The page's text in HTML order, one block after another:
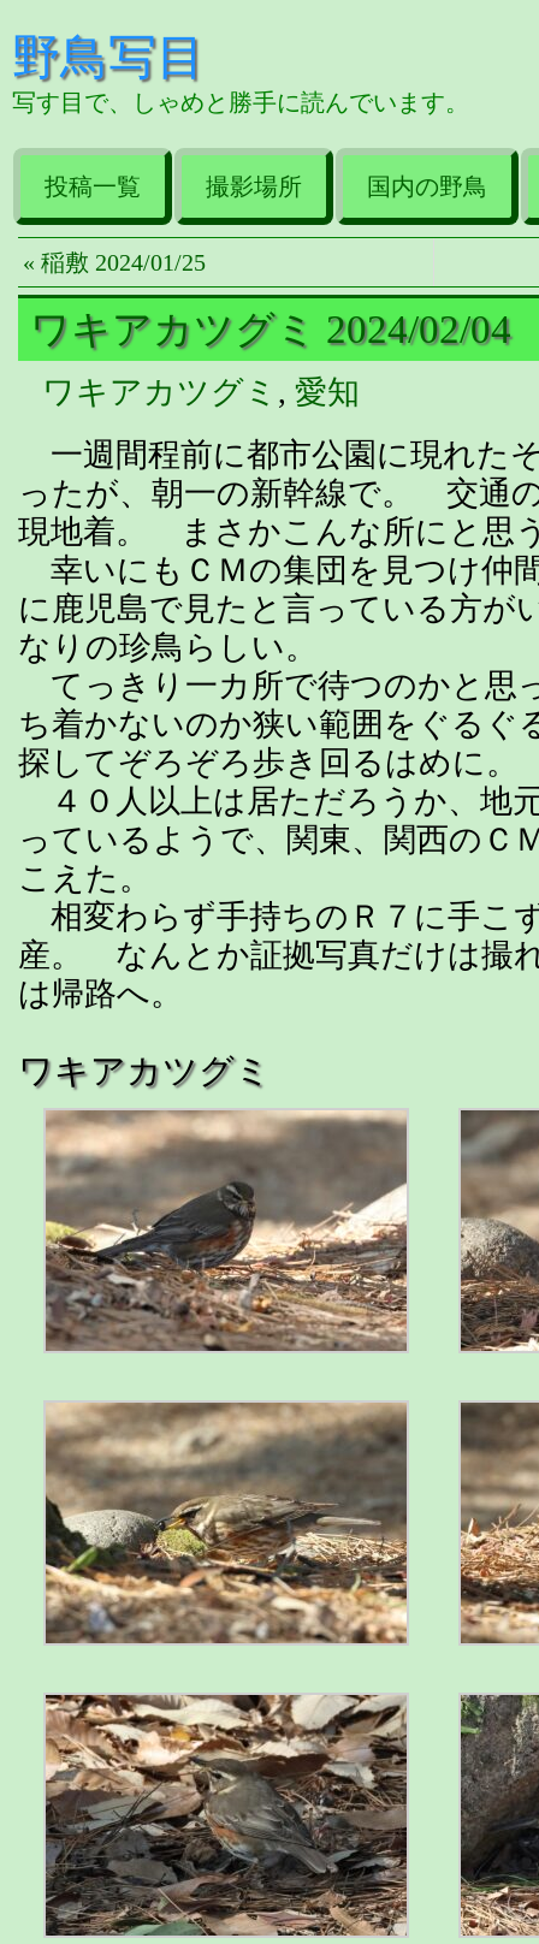
野鳥写目
写す目で、しゃめと勝手に読んでいます。
投稿一覧 撮影場所 国内の野鳥
« 稲敷 2024/01/25
ワキアカツグミ 2024/02/04
ワキアカツグミ , 愛知
一週間程前に都市公園に現れた
ったが、朝一の新幹線で。 交通
現地着。 まさかこんな所にと思
幸いにもＣＭの集団を見つけ仲
に鹿児島で見たと言っている方が
なりの珍鳥らしい。
てっきり一カ所で待つのかと思
ち着かないのか狭い範囲をぐるぐ
探してぞろぞろ歩き回るはめに。
４０人以上は居ただろうか、地
っているようで、関東、関西のＣ
こえた。
相変わらず手持ちのＲ７に手こ
産。 なんとか証拠写真だけは撮
は帰路へ。
ワキアカツグミ